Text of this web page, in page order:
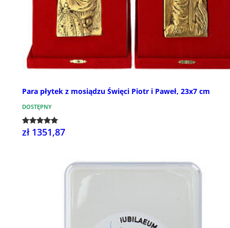
Para płytek z mosiądzu Święci Piotr i Paweł, 23x7 cm
DOSTĘPNY
zł 1351,87